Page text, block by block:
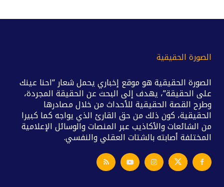
الصورة الحقيقية
الصورة الحقيقية هو موقع إخباري يحمل شعار “احنا عينك
على الحقيقة”، يهدف إلى البحث عن الحقيقة المجردة،
وطرح القصة الحقيقية للأحداث من خلال مصادرها
الحقيقية، كون ذلك من حق القارئ الذي يواجه كما كبيرا
من الشائعات والأكاذيب عبر المنصات والوسائل الإعلامية
المختلفة أصابته بالشتات العقلي والنفسي.